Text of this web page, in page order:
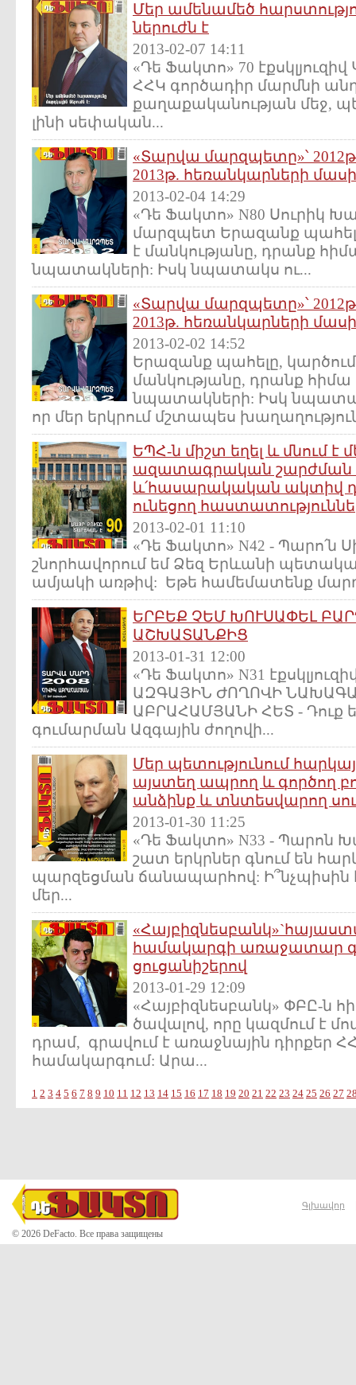
Մեր ամենամեծ
ներուժն է
2013-02-07 14:11
«Դե Ֆակտո» 70
ՀՀԿ գործադիր մարմնի
քաղաքականության մեջ,
լինի սեփական...
«Տարվա մարզպետը»՝
2013թ. հեռանկարների
2013-02-04 14:29
«Դե Ֆակտո» N80 Սուրիկ
մարզպետ Երազանք
է մանկությանը, դրանք
նպատակների: Իսկ նպատակս ու...
«Տարվա մարզպետը»՝
2013թ. հեռանկարների
2013-02-02 14:52
Երազանք պահելը, կարծում
մանկությանը, դրանք հիմա
նպատակների: Իսկ
որ մեր երկրում մշտապես խաղաղություն
ԵՊՀ-ն միշտ եղել և մնում է
ազատագրական շարժման
և՛հասարակական ակտիվ
ունեցող
2013-02-01 11:10
«Դե Ֆակտո» N42 - Պարո՛ն
շնորհավորում եմ Ձեզ Երևանի
ամյակի առթիվ: Եթե համեմատենք
ԵՐԲԵՔ ՉԵՄ ԽՈՒՍԱՓԵԼ
ԱՇԽԱՏԱՆՔԻՑ
2013-01-31 12:00
«Դե Ֆակտո» N31
ԱԶԳԱՅԻՆ ԺՈՂՈՎԻ
ԱԲՐԱՀԱՄՅԱՆԻ ՀԵՏ - Դուք
գումարման Ազգային ժողովի...
Մեր պետությունում
այստեղ ապրող և գործող
անձինք և տնտեսվարող
2013-01-30 11:25
«Դե Ֆակտո» N33 - Պարոն
շատ երկրներ գնում են
պարզեցման ճանապարհով: Ի՞նչպիսին
մեր...
համակարգի առաջատար
ցուցանիշերով
2013-01-29 12:09
«Հայբիզնեսբանկ» ՓԲԸ-ն
ծավալով, որը կազմում է
դրամ, գրավում է առաջնային դիրքեր
համակարգում: Արա...
1 2 3 4 5 6 7 8 9 10 11 12 13 14 15 16 17 18 19 20 21 22 23 24 25 26 27
© 2026 DeFacto. Все права защищены
Գլխավոր